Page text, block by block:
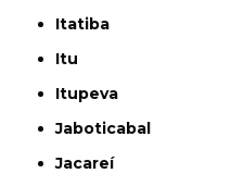
Itatiba
Itu
Itupeva
Jaboticabal
Jacareí